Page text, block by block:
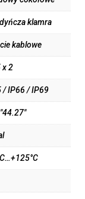
klamra
kablowe
x 2
/ IP66 / IP69